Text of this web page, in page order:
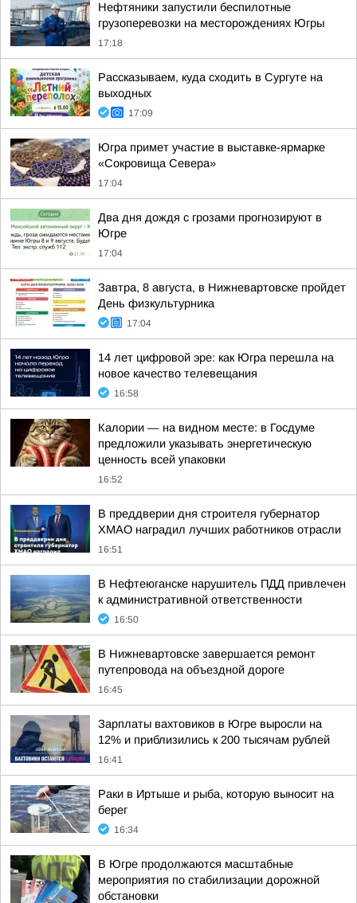
Нефтяники запустили беспилотные
грузоперевозки на месторождениях Югры
17:18
Рассказываем, куда сходить в Сургуте на
выходных
17:09
Югра примет участие в выставке-ярмарке
«Сокровища Севера»
17:04
Два дня дождя с грозами прогнозируют в
Югре
17:04
Завтра, 8 августа, в Нижневартовске пройдет
День физкультурника
17:04
14 лет цифровой эре: как Югра перешла на
новое качество телевещания
16:58
Калории — на видном месте: в Госдуме
предложили указывать энергетическую
ценность всей упаковки
16:52
В преддверии дня строителя губернатор
ХМАО наградил лучших работников отрасли
16:51
В Нефтеюганске нарушитель ПДД привлечен
к административной ответственности
16:50
В Нижневартовске завершается ремонт
путепровода на объездной дороге
16:45
Зарплаты вахтовиков в Югре выросли на
12% и приблизились к 200 тысячам рублей
16:41
Раки в Иртыше и рыба, которую выносит на
берег
16:34
В Югре продолжаются масштабные
мероприятия по стабилизации дорожной
обстановки